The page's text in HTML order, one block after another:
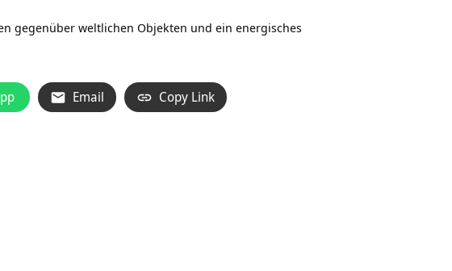
gegenüber weltlichen Objekten und ein energisches
Email Copy Link